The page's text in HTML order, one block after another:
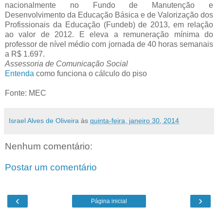
nacionalmente no Fundo de Manutenção e
Desenvolvimento da Educação Básica e de Valorização dos
Profissionais da Educação (Fundeb) de 2013, em relação
ao valor de 2012. E eleva a remuneração mínima do
professor de nível médio com jornada de 40 horas semanais
a R$ 1.697.
Assessoria de Comunicação Social
Entenda como funciona o cálculo do piso
Fonte: MEC
Israel Alves de Oliveira às quinta-feira, janeiro 30, 2014
Nenhum comentário:
Postar um comentário
‹ ›
Página inicial